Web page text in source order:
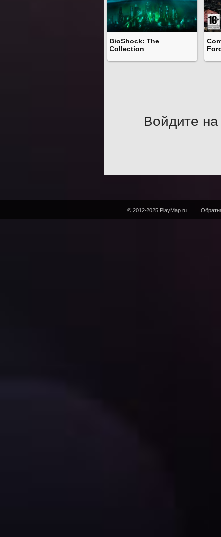
BioShock: The
Collection
Войдите на
© 2012-2025 PlayMap.ru